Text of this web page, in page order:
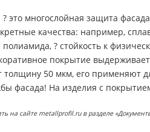
многослойная защита
качества: например,
? стойкость к
покрытие
50 мкм, его применяют
фасада! На изделия с
на сайте metallprofil.ru в разделе